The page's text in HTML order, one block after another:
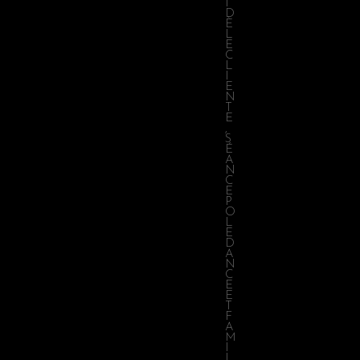
D
È
L
E
C
L
E
N
E
,
S
É
A
N
C
E
P
O
L
E
D
A
N
C
E
E
F
A
M